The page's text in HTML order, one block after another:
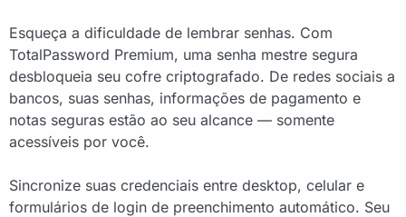
Esqueça a dificuldade de lembrar senhas. Com
TotalPassword Premium, uma senha mestre segura
desbloqueia seu cofre criptografado. De redes sociais a
bancos, suas senhas, informações de pagamento e
notas seguras estão ao seu alcance — somente
acessíveis por você.
Sincronize suas credenciais entre desktop, celular e
formulários de login de preenchimento automático. Seu